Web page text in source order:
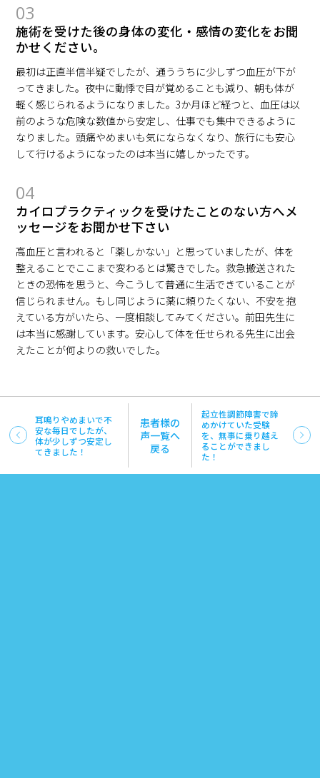
03
施術を受けた後の身体の変化・感情の変化をお聞
かせください。
最初は正直半信半疑でしたが、通ううちに少しずつ血圧が下が
ってきました。夜中に動悸で目が覚めることも減り、朝も体が
軽く感じられるようになりました。3か月ほど経つと、血圧は以
前のような危険な数値から安定し、仕事でも集中できるように
なりました。頭痛やめまいも気にならなくなり、旅行にも安心
して行けるようになったのは本当に嬉しかったです。
04
カイロプラクティックを受けたことのない方へメ
ッセージをお聞かせ下さい
高血圧と言われると「薬しかない」と思っていましたが、体を
整えることでここまで変わるとは驚きでした。救急搬送された
ときの恐怖を思うと、今こうして普通に生活できていることが
信じられません。もし同じように薬に頼りたくない、不安を抱
えている方がいたら、一度相談してみてください。前田先生に
は本当に感謝しています。安心して体を任せられる先生に出会
えたことが何よりの救いでした。
耳鳴りやめまいで不
安な毎日でしたが、
体が少しずつ安定し
てきました！
患者様の
声一覧へ
戻る
起立性調節障害で諦
めかけていた受験
を、無事に乗り越え
ることができまし
た！